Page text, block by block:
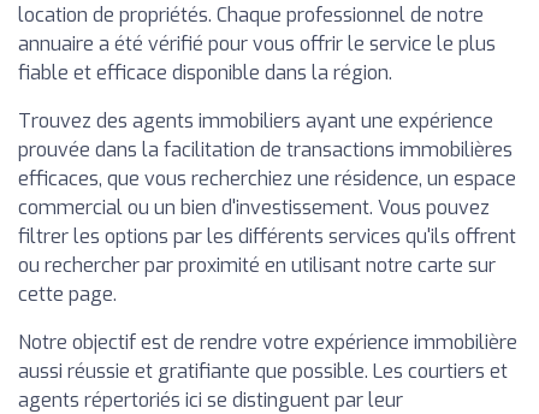
location de propriétés. Chaque professionnel de notre
annuaire a été vérifié pour vous offrir le service le plus
fiable et efficace disponible dans la région.
Trouvez des agents immobiliers ayant une expérience
prouvée dans la facilitation de transactions immobilières
efficaces, que vous recherchiez une résidence, un espace
commercial ou un bien d'investissement. Vous pouvez
filtrer les options par les différents services qu'ils offrent
ou rechercher par proximité en utilisant notre carte sur
cette page.
Notre objectif est de rendre votre expérience immobilière
aussi réussie et gratifiante que possible. Les courtiers et
agents répertoriés ici se distinguent par leur